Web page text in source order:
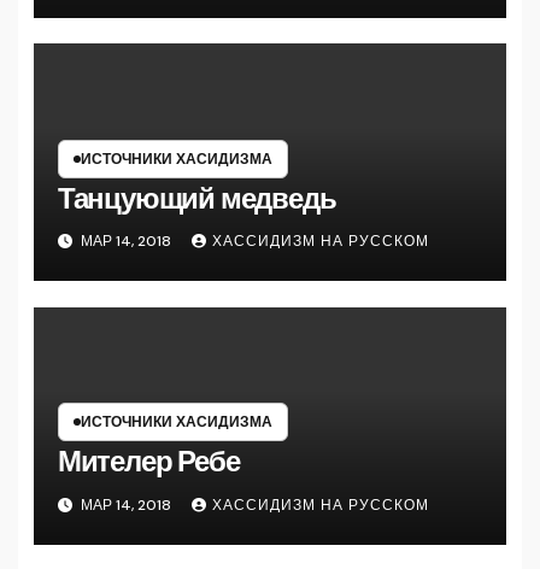
ИСТОЧНИКИ ХАСИДИЗМА
Танцующий медведь
МАР 14, 2018 ХАССИДИЗМ НА РУССКОМ
ИСТОЧНИКИ ХАСИДИЗМА
Мителер Ребе
МАР 14, 2018 ХАССИДИЗМ НА РУССКОМ